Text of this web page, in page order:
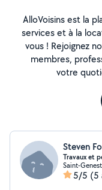
AlloVoisins est la
services et à la
vous ! Rejoignez
membres,
votre
Steven
Travaux et
Saint-
5/5 (5